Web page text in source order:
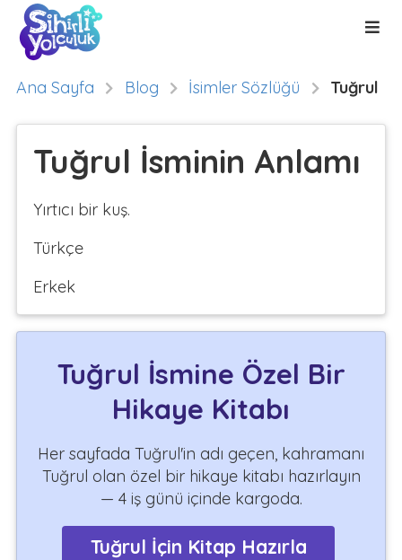
Ana Sayfa Blog İsimler Sözlüğü Tuğrul
Tuğrul İsminin Anlamı
Yırtıcı bir kuş.
Türkçe
Erkek
Tuğrul İsmine Özel Bir
Hikaye Kitabı
Her sayfada Tuğrul'in adı geçen, kahramanı
Tuğrul olan özel bir hikaye kitabı hazırlayın
— 4 iş günü içinde kargoda.
Tuğrul İçin Kitap Hazırla